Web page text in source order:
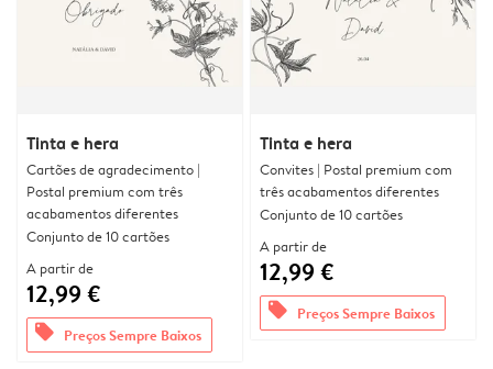
Tinta e hera
Cartões de agradecimento |
Postal premium com três
acabamentos diferentes
Conjunto de 10 cartões
A partir de
12,99 €
offers Preços Sempre Baixos
Tinta e hera
Convites | Postal premium com
três acabamentos diferentes
Conjunto de 10 cartões
A partir de
12,99 €
offers Preços Sempre Baixos